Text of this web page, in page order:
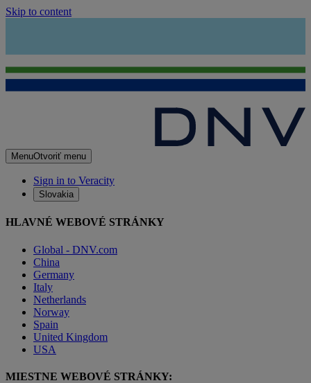
Skip to content
MenuOtvoriť menu
Sign in to Veracity
Slovakia
HLAVNÉ WEBOVÉ STRÁNKY
Global - DNV.com
China
Germany
Italy
Netherlands
Norway
Spain
United Kingdom
USA
MIESTNE WEBOVÉ STRÁNKY: